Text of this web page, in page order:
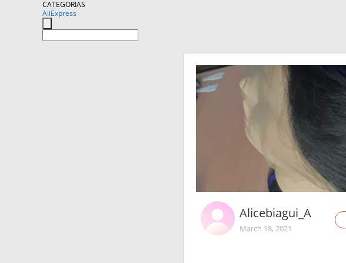
CATEGORIAS
AliExpress
Alicebiagui_A
March 18, 2021